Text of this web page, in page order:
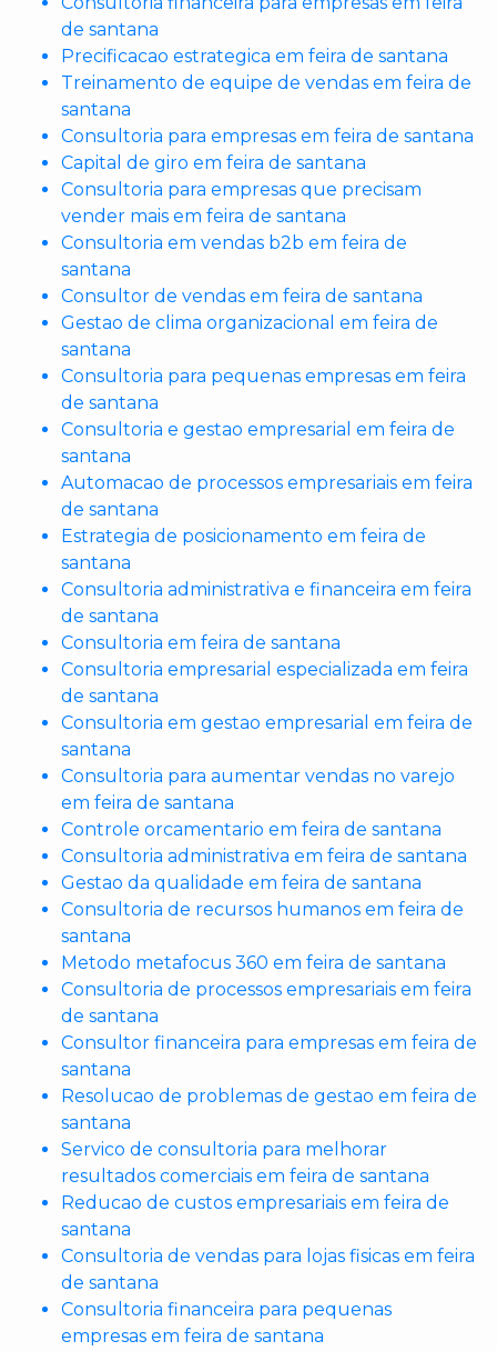
de santana
Precificacao estrategica em feira de santana
Treinamento de equipe de vendas em feira de
santana
Consultoria para empresas em feira de santana
Capital de giro em feira de santana
Consultoria para empresas que precisam
vender mais em feira de santana
Consultoria em vendas b2b em feira de
santana
Consultor de vendas em feira de santana
Gestao de clima organizacional em feira de
santana
Consultoria para pequenas empresas em feira
de santana
Consultoria e gestao empresarial em feira de
santana
Automacao de processos empresariais em feira
de santana
Estrategia de posicionamento em feira de
santana
Consultoria administrativa e financeira em feira
de santana
Consultoria em feira de santana
Consultoria empresarial especializada em feira
de santana
Consultoria em gestao empresarial em feira de
santana
Consultoria para aumentar vendas no varejo
em feira de santana
Controle orcamentario em feira de santana
Consultoria administrativa em feira de santana
Gestao da qualidade em feira de santana
Consultoria de recursos humanos em feira de
santana
Metodo metafocus 360 em feira de santana
Consultoria de processos empresariais em feira
de santana
Consultor financeira para empresas em feira de
santana
Resolucao de problemas de gestao em feira de
santana
Servico de consultoria para melhorar
resultados comerciais em feira de santana
Reducao de custos empresariais em feira de
santana
Consultoria de vendas para lojas fisicas em feira
de santana
Consultoria financeira para pequenas
empresas em feira de santana